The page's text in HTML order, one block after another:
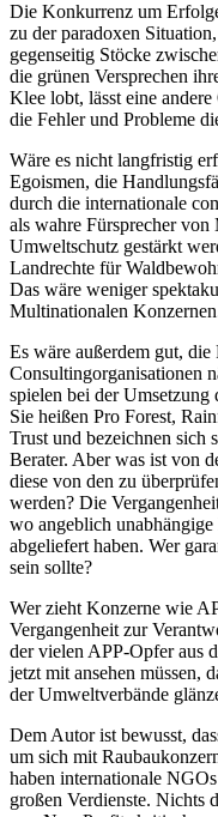
Die Konkurrenz um
zu der paradoxen
gegenseitig Stöcke
die grünen Versprechen
Klee lobt, lässt eine
die Fehler und Probleme
Wäre es nicht langfristig
Egoismen, die
durch die internationale
als wahre Fürsprecher
Umweltschutz gestärkt
Landrechte für
Das wäre weniger
Multinationalen
Es wäre außerdem gut,
Consultingorganisationen
spielen bei der Umsetzung
Sie heißen Pro Forest,
Trust und bezeichnen sich
Berater. Aber was ist von
diese von den zu
werden? Die
wo angeblich
abgeliefert haben. Wer
sein sollte?
Wer zieht Konzerne wie
Vergangenheit zur
der vielen APP-Opfer aus
jetzt mit ansehen müssen,
der Umweltverbände
Dem Autor ist bewusst,
um sich mit
haben internationale
großen Verdienste. Nichts